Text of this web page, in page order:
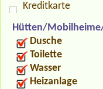
Kreditkarte
Hütten/
Dusche
Toilette
Wasser
Heizanlage